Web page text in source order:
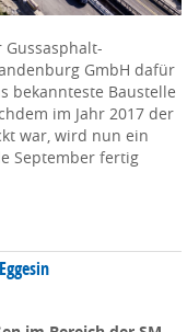
GmbH dafür
bekannteste Baustelle
im Jahr 2017 der
war, wird nun ein
September fertig